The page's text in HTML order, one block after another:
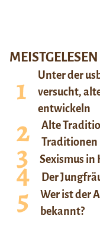
MEISTGELESEN
Unter der
versucht,
entwickeln
Alte
Traditionen
Sexismus in
Der
Wer ist der
bekannt?